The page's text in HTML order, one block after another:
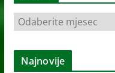
r
h
Najnovije